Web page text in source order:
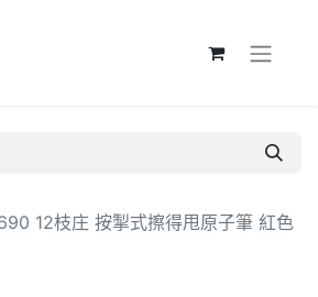
12枝庄 按掣式擦得甩原子筆 紅色